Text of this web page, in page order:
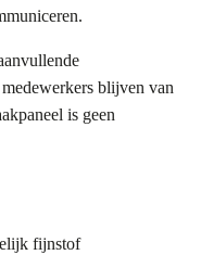
medewerkers blijven van
is geen
fijnstof